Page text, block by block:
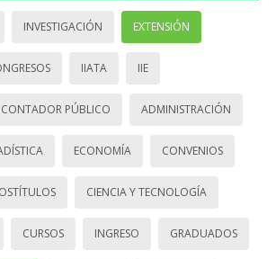
INVESTIGACIÓN EXTENSIÓN
IIATA IIE
CONTADOR PÚBLICO ADMINISTRACIÓN
ECONOMÍA CONVENIOS
CIENCIA Y TECNOLOGÍA
CURSOS INGRESO GRADUADOS